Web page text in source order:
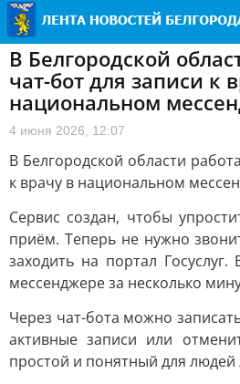
В Белгородской
чат-бот для записи к
национальном
4 июня 2026, 12:07
В Белгородской области
к врачу в национальном
Сервис создан, чтобы
приём. Теперь не нужно
заходить на портал
мессенджере за несколько
Через чат-бота можно
активные записи или
простой и понятный для людей